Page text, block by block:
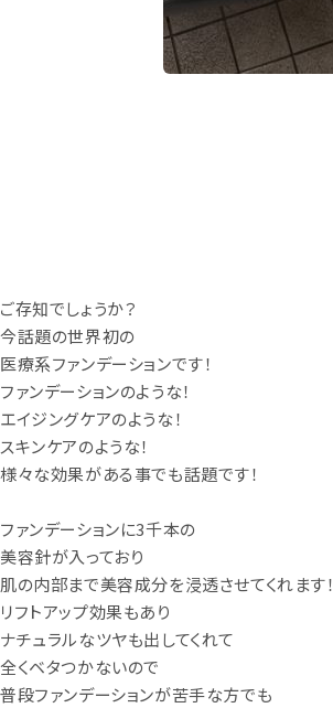
ご存知でしょうか？
今話題の世界初の
医療系ファンデーションです！
ファンデーションのような！
エイジングケアのような！
スキンケアのような！
様々な効果がある事でも話題です！
ファンデーションに3千本の
美容針が入っており
肌の内部まで美容成分を浸透させてくれます！
リフトアップ効果もあり
ナチュラルなツヤも出してくれて
全くベタつかないので
普段ファンデーションが苦手な方でも